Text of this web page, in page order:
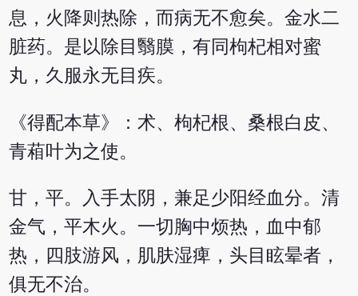
息，火降则热除，而病无不愈矣。金水二
脏药。是以除目翳膜，有同枸杞相对蜜
丸，久服永无目疾。
《得配本草》：术、枸杞根、桑根白皮、
青葙叶为之使。
甘，平。入手太阴，兼足少阳经血分。清
金气，平木火。一切胸中烦热，血中郁
热，四肢游风，肌肤湿痺，头目眩晕者，
俱无不治。